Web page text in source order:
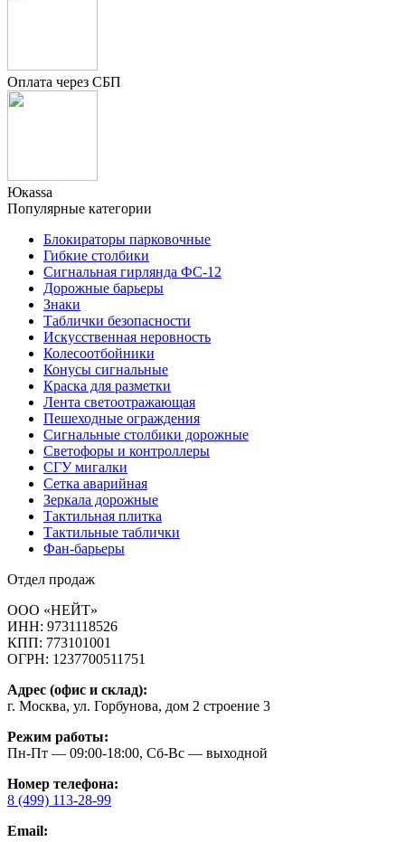
Оплата через СБП
Юкаssа
Популярные категории
Блокираторы парковочные
Гибкие столбики
Сигнальная гирлянда ФС-12
Дорожные барьеры
Знаки
Таблички безопасности
Искусственная неровность
Колесоотбойники
Конусы сигнальные
Краска для разметки
Лента светоотражающая
Пешеходные ограждения
Сигнальные столбики дорожные
Светофоры и контроллеры
СГУ мигалки
Cетка аварийная
Зеркала дорожные
Тактильная плитка
Тактильные таблички
Фан-барьеры
Отдел продаж
ООО «НЕЙТ»
ИНН: 9731118526
КПП: 773101001
ОГРН: 1237700511751
Адрес (офис и склад):
г. Москва, ул. Горбунова, дом 2 строение 3
Режим работы:
Пн-Пт — 09:00-18:00, Сб-Вс — выходной
Номер телефона:
8 (499) 113-28-99
Email: